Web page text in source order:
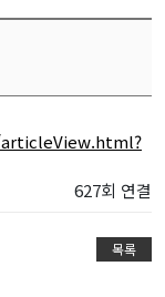
627회 연결
목록